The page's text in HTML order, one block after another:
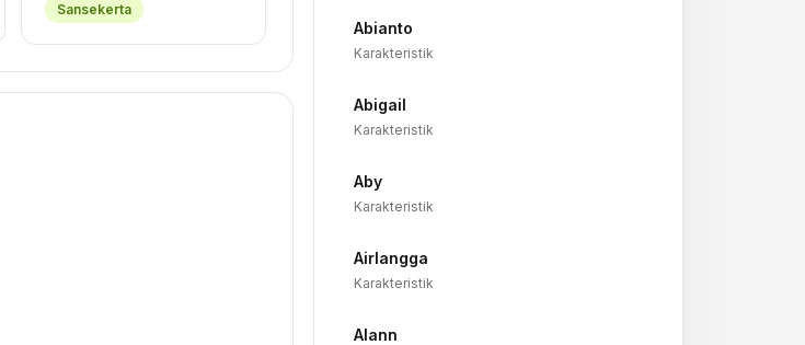
Sansekerta
Abianto
Karakteristik
Abigail
Karakteristik
Aby
Karakteristik
Airlangga
Karakteristik
Alann